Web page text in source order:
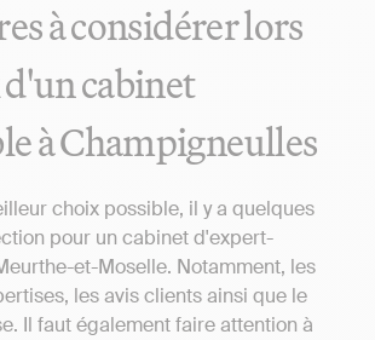
à considérer lors
cabinet
à Champigneulles
choix possible, il y a quelques
pour un cabinet d'expert-
et-Moselle. Notamment, les
les avis clients ainsi que le
Il faut également faire attention à